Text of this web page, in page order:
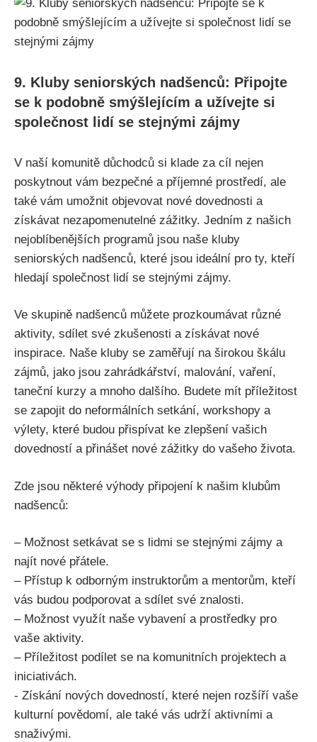
9. Kluby ⁢seniorských nadšenců: Připojte⁤
se k podobně smýšlejícím a užívejte si
společnost lidí se⁣ stejnými‌ zájmy
V naší komunitě‌ důchodců⁢ si klade za cíl nejen
poskytnout vám bezpečné a příjemné prostředí,‌ ale
také vám umožnit objevovat nové dovednosti a
získávat nezapomenutelné ⁤zážitky. Jedním z našich
nejoblíbenějších ‍programů jsou naše​ kluby
seniorských nadšenců, které jsou ideální pro ty, kteří
hledají společnost lidí se stejnými zájmy.
Ve ​skupině nadšenců můžete⁣ prozkoumávat ​různé
⁢aktivity, sdílet​ své zkušenosti a získávat ⁢nové
inspirace. Naše kluby ⁤se zaměřují na širokou škálu ​
zájmů, ​jako jsou zahrádkářství, malování, vaření,
taneční kurzy a mnoho dalšího. Budete‍ mít příležitost
se zapojit do​ neformálních setkání, workshopy a⁣
výlety, které budou přispívat ke ‍zlepšení vašich
dovedností a přinášet nové zážitky do vašeho‍ života.
Zde jsou některé výhody připojení k našim klubům
nadšenců:
– Možnost‌ setkávat se s lidmi se stejnými zájmy ‌a
najít⁣ nové ‌přátele.
– Přístup k odborným instruktorům a mentorům, kteří⁣
vás budou⁢ podporovat ⁤a sdílet ‍své⁤ znalosti.
– Možnost využít naše‌ vybavení ​a prostředky​ pro
vaše ⁢aktivity.
– Příležitost podílet ⁣se na komunitních⁤ projektech⁤ a
iniciativách.
-​ Získání nových dovedností, které ⁢nejen rozšíří vaše
kulturní povědomí,​ ale také vás udrží aktivními a
snaživými.